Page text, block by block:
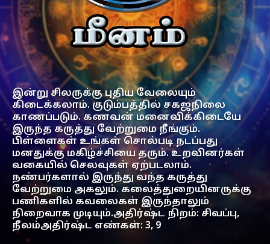
இன்று சிலருக்கு புதிய வேலையும்
கிடைக்கலாம். குடும்பத்தில் சகஜநிலை
காணப்படும். கணவன் மனைவிக்கிடையே
இருந்த கருத்து வேற்றுமை நீங்கும்.
பிள்ளைகள் உங்கள் சொல்படி நடப்பது
மனதுக்கு மகிழ்ச்சியை தரும். உறவினர்கள்
வகையில் செலவுகள் ஏற்படலாம்.
நண்பர்களால் இருந்து வந்த கருத்து
வேற்றுமை அகலும். கலைத்துறையினருக்கு
பணிகளில் கவலைகள் இருந்தாலும்
நிறைவாக முடியும்.அதிர்ஷ்ட நிறம்: சிவப்பு,
நீலம்அதிர்ஷ்ட எண்கள்: 3, 9